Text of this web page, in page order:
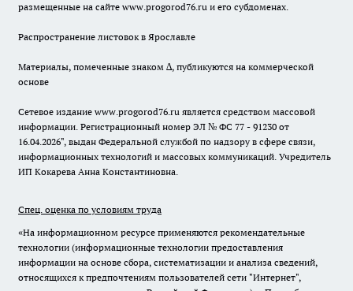
размещенные на сайте www.progorod76.ru и его субдоменах.
Распространение листовок в Ярославле
Материалы, помеченные знаком ∆, публикуются на коммерческой
основе
Сетевое издание www.progorod76.ru является средством массовой
информации. Регистрационный номер ЭЛ № ФС 77 - 91230 от
16.04.2026", выдан Федеральной службой по надзору в сфере связи,
информационных технологий и массовых коммуникаций. Учредитель
ИП Кокарева Анна Константиновна.
Спец. оценка по условиям труда
«На информационном ресурсе применяются рекомендательные
технологии (информационные технологии предоставления
информации на основе сбора, систематизации и анализа сведений,
относящихся к предпочтениям пользователей сети "Интернет",